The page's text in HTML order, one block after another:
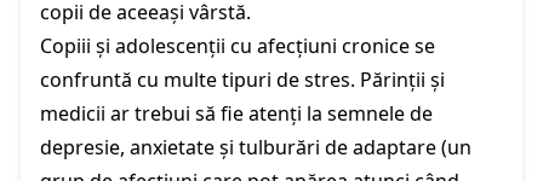
copii de aceeași vârstă.
Copiii și adolescenții cu afecțiuni cronice se
confruntă cu multe tipuri de stres. Părinții și
medicii ar trebui să fie atenți la semnele de
depresie, anxietate și tulburări de adaptare (un